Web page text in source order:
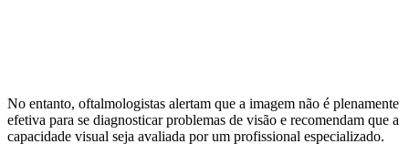
No entanto, oftalmologistas alertam que a imagem não é plenamente
efetiva para se diagnosticar problemas de visão e recomendam que a
capacidade visual seja avaliada por um profissional especializado.